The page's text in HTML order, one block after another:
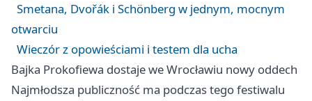
Smetana, Dvořák i Schönberg w jednym, mocnym
otwarciu
Wieczór z opowieściami i testem dla ucha
Bajka Prokofiewa dostaje we Wrocławiu nowy oddech
Najmłodsza publiczność ma podczas tego festiwalu